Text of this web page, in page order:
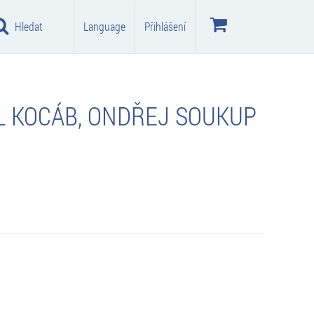
Hledat Language Přihlášení
ONDŘEJ SOUKUP